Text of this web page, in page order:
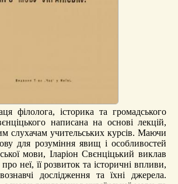
філолога, історика та громадського
написана на основі лекцій,
слухачам учительських курсів. Маючи
для розуміння явищ і особливостей
мови, Іларіон Свєнціцький виклав
неї, її розвиток та історичні впливи,
дослідження та їхні джерела.